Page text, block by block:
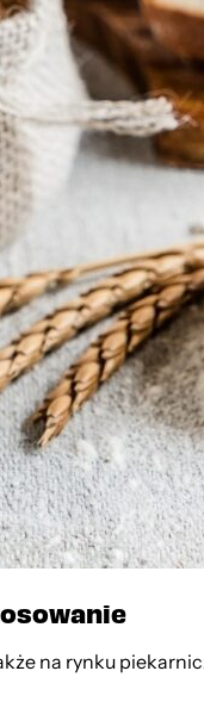
na rynku